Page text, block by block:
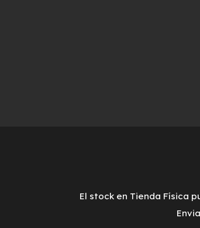
El stock en Tienda Física